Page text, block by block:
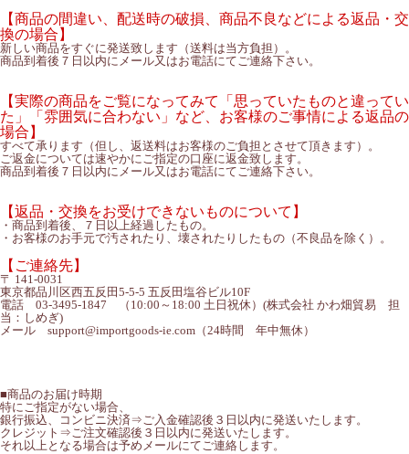
【商品の間違い、配送時の破損、商品不良などによる返品・交
換の場合】
新しい商品をすぐに発送致します（送料は当方負担）。
商品到着後７日以内にメール又はお電話にてご連絡下さい。
【実際の商品をご覧になってみて「思っていたものと違ってい
た」「雰囲気に合わない」など、お客様のご事情による返品の
場合】
すべて承ります（但し、返送料はお客様のご負担とさせて頂きます）。
ご返金については速やかにご指定の口座に返金致します。
商品到着後７日以内にメール又はお電話にてご連絡下さい。
【返品・交換をお受けできないものについて】
・商品到着後、７日以上経過したもの。
・お客様のお手元で汚されたり、壊されたりしたもの（不良品を除く）。
【ご連絡先】
〒 141-0031
東京都品川区西五反田5-5-5 五反田塩谷ビル10F
電話 03-3495-1847 （10:00～18:00 土日祝休）(株式会社 かわ畑貿易 担
当：しめぎ)
メール support@importgoods-ie.com（24時間 年中無休）
■商品のお届け時期
特にご指定がない場合、
銀行振込、コンビニ決済⇒ご入金確認後３日以内に発送いたします。
クレジット⇒ご注文確認後３日以内に発送いたします。
それ以上となる場合は予めメールにてご連絡します。